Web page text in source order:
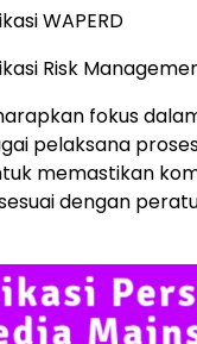
WAPERD
Risk
fokus
pelaksana
memastikan
dengan